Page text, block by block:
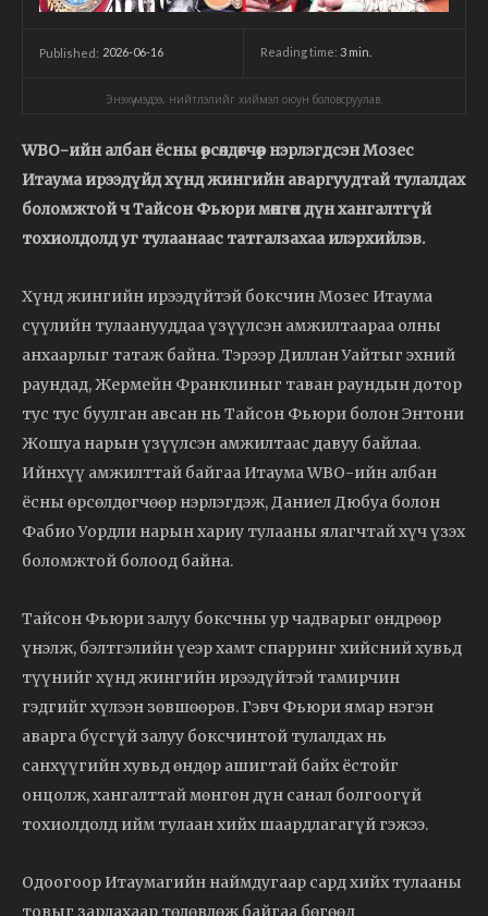
Published: 2026-06-16 Reading time: 3 min.
Энэхүү мэдээ, нийтлэлийг хиймэл оюун боловсруулав.
WBO-ийн албан ёсны өрсөлдөгчөөр нэрлэгдсэн Мозес
Итаума ирээдүйд хүнд жингийн аваргуудтай тулалдах
боломжтой ч Тайсон Фьюри мөнгөн дүн хангалтгүй
тохиолдолд уг тулаанаас татгалзахаа илэрхийлэв.
Хүнд жингийн ирээдүйтэй боксчин Мозес Итаума
сүүлийн тулаанууддаа үзүүлсэн амжилтаараа олны
анхаарлыг татаж байна. Тэрээр Диллан Уайтыг эхний
раундад, Жермейн Франклиныг таван раундын дотор
тус тус буулган авсан нь Тайсон Фьюри болон Энтони
Жошуа нарын үзүүлсэн амжилтаас давуу байлаа.
Ийнхүү амжилттай байгаа Итаума WBO-ийн албан
ёсны өрсөлдөгчөөр нэрлэгдэж, Даниел Дюбуа болон
Фабио Уордли нарын хариу тулааны ялагчтай хүч үзэх
боломжтой болоод байна.
Тайсон Фьюри залуу боксчны ур чадварыг өндрөөр
үнэлж, бэлтгэлийн үеэр хамт спарринг хийсний хувьд
түүнийг хүнд жингийн ирээдүйтэй тамирчин
гэдгийг хүлээн зөвшөөрөв. Гэвч Фьюри ямар нэгэн
аварга бүсгүй залуу боксчинтой тулалдах нь
санхүүгийн хувьд өндөр ашигтай байх ёстойг
онцолж, хангалттай мөнгөн дүн санал болгоогүй
тохиолдолд ийм тулаан хийх шаардлагагүй гэжээ.
Одоогоор Итаумагийн наймдугаар сард хийх тулааны
товыг зарлахаар төлөвлөж байгаа бөгөөд